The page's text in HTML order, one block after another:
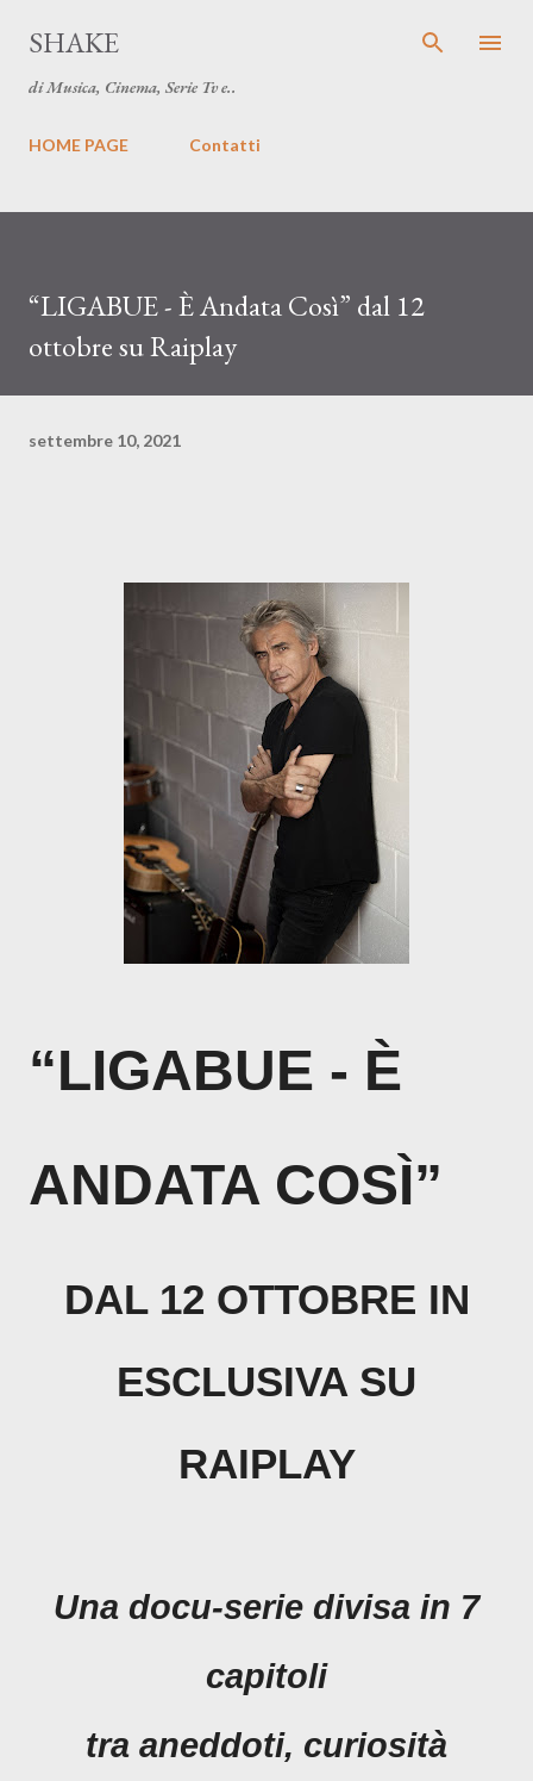
SHAKE
di Musica, Cinema, Serie Tv e..
HOME PAGE Contatti
“LIGABUE - È Andata Così” dal 12
ottobre su Raiplay
settembre 10, 2021
“LIGABUE - È
ANDATA COSÌ”
DAL 12 OTTOBRE IN
ESCLUSIVA SU
RAIPLAY
Una docu-serie divisa in 7
capitoli
tra aneddoti, curiosità